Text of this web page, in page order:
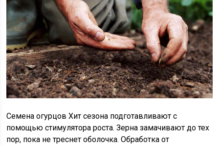
Семена огурцов Хит сезона подготавливают с
помощью стимулятора роста. Зерна замачивают до тех
пор, пока не треснет оболочка. Обработка от